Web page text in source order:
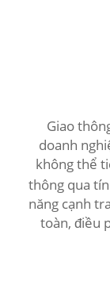
Giao
doanh
không thể
thông qua
năng cạnh
toàn, điều